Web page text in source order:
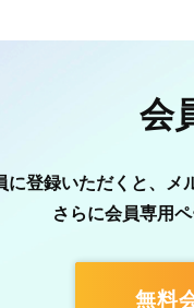
会
に登録いただくと、メ
さらに会員専用
無料